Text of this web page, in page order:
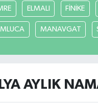
ELMALI FİNİKE
MANAVGAT
AYLIK